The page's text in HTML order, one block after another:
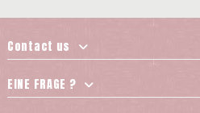
Contact us
EINE FRAGE ?